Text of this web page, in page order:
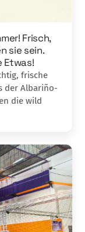
Frisch,
sie sein.
Etwas!
frische
der Albariño-
die wild